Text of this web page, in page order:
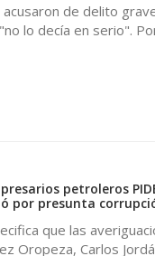
de delito
lo decía en serio".
petroleros
por presunta
que las
Oropeza, Carlos